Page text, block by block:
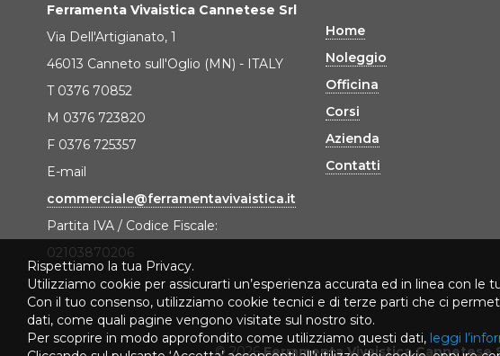
Ferramenta Vivaistica Cannetese Srl
Via Dell'Artigianato, 1
46013 Canneto sull'Oglio (MN) - ITALY
T 0376 70852
M 0376 723820
F 0376 725357
E-mail
commerciale@ferramentavivaistica.it
Partita IVA / Codice Fiscale:
02103870206
Home
Noleggio
Officina
Corsi
Azienda
Contatti
© 2026Ferramenta Vivaistica Cannetese
Rispettiamo la tua Privacy.
Utilizziamo cookie per assicurarti un’esperienza accurata ed in linea con le
Con il tuo consenso, utilizziamo cookie tecnici e di terze parti che ci
dati, come quali pagine vengono visitate sul nostro sito.
Per scoprire in modo approfondito come utilizziamo questi dati, leggi